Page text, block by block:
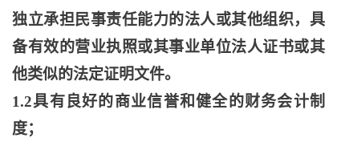
独立承担民事责任能力的法人或其他组织，具
备有效的营业执照或其事业单位法人证书或其
他类似的法定证明文件。
1.2具有良好的商业信誉和健全的财务会计制
度；